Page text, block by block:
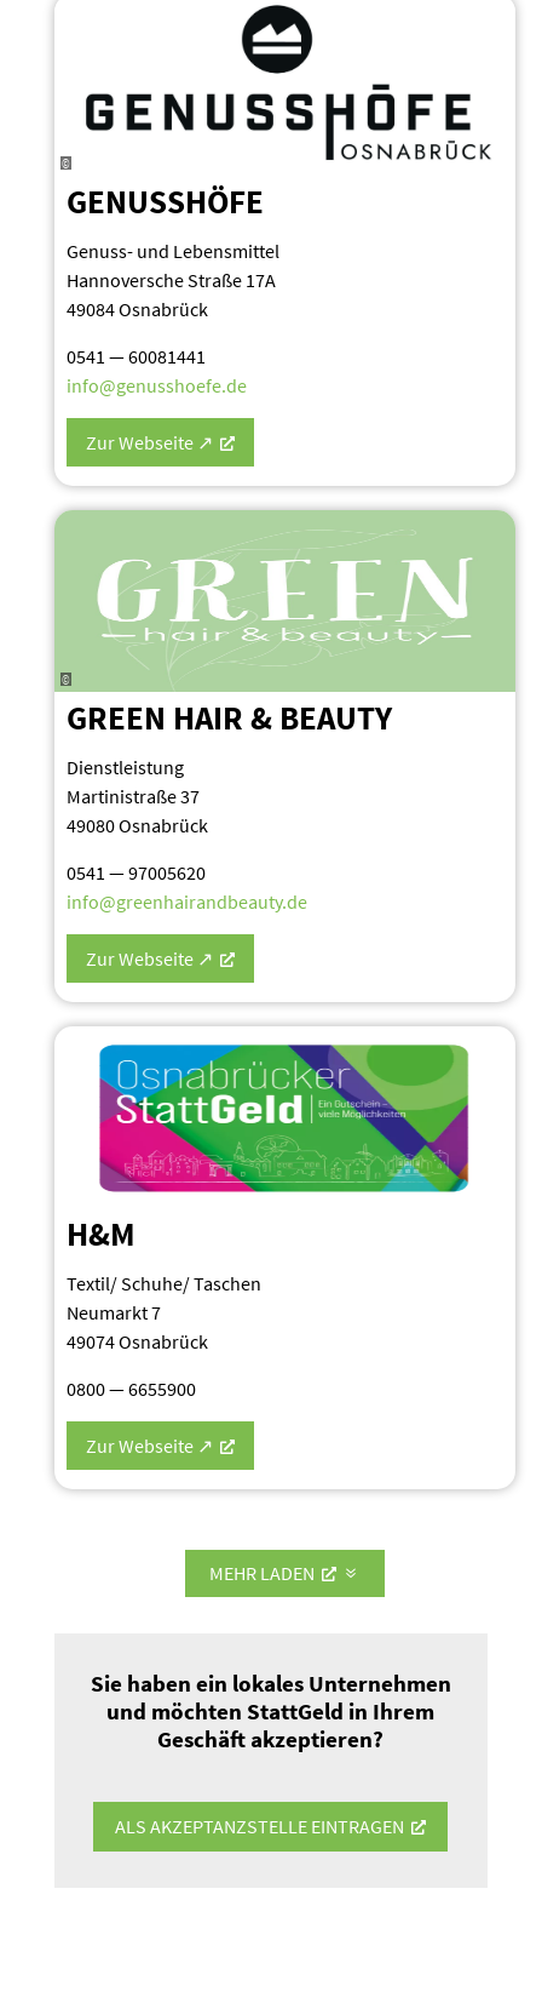
©
GENUSSHÖFE
Genuss- und Lebens­mittel
Hanno­versche Straße 17A
49084 Osnabrück
0541 — 60081441
info@genusshoefe.de
Zur Webseite ↗
©
GREEN HAIR & BEAUTY
Dienst­leistung
Marti­ni­straße 37
49080 Osnabrück
0541 — 97005620
info@greenhairandbeauty.de
Zur Webseite ↗
H&M
Textil/ Schuhe/ Taschen
Neumarkt 7
49074 Osnabrück
0800 — 6655900
Zur Webseite ↗
MEHR LADEN
Sie haben ein lokales Unter­nehmen
und möchten StattGeld in Ihrem
Geschäft akzep­tieren?
ALS AKZEP­TANZ­STELLE EINTRAGEN